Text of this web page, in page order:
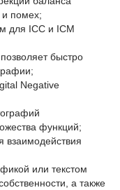
и помех;
для ICC и ICM
быстро
Negative
функций;
взаимодействия
или текстом
а также